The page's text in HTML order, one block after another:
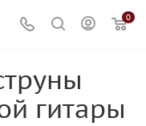
0
гитары